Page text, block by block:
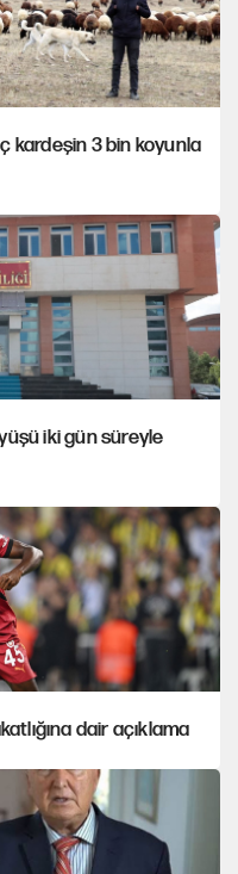
kardeşin 3 bin koyunla
iki gün süreyle
dair açıklama